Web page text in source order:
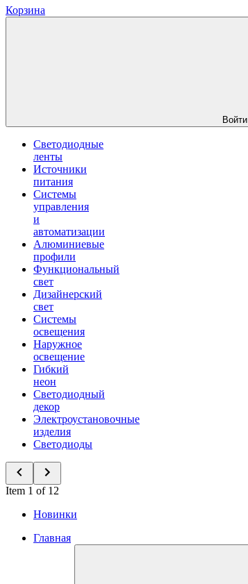
Корзина
Войти
Светодиодные
ленты
Источники
питания
Системы
управления
и
автоматизации
Алюминиевые
профили
Функциональный
свет
Дизайнерский
свет
Системы
освещения
Наружное
освещение
Гибкий
неон
Светодиодный
декор
Электроустановочные
изделия
Светодиоды
Item 1 of 12
Новинки
Главная